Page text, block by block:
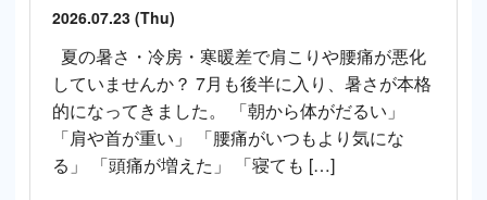
2026.07.23 (Thu)
夏の暑さ・冷房・寒暖差で肩こりや腰痛が悪化
していませんか？ 7月も後半に入り、暑さが本格
的になってきました。 「朝から体がだるい」
「肩や首が重い」 「腰痛がいつもより気にな
る」 「頭痛が増えた」 「寝ても […]